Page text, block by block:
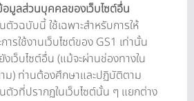
มูลส่วนบุคคลของเว็บไซต์อื่น
วฉบับนี้ ใช้เฉพาะสำหรับการให้
ารใช้งานเว็บไซต์ของ GS1 เท่านั้น
เว็บไซต์อื่น (แม้จะผ่านช่องทางใน
ม) ท่านต้องศึกษาและปฏิบัติตาม
ตัวที่ปรากฏในเว็บไซต์นั้น ๆ แยกต่าง